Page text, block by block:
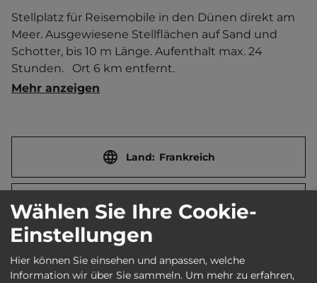
Stellplatz für Reisemobile in den Dünen direkt am
Meer. Ausgewiesene Stellflächen auf Sand und
Schotter, bis 10 m Länge. Aufenthalt max. 24
Stunden.   Ort 6 km entfernt.
Touristen-/Dauerstellplätze 12/0.
Mehr anzeigen
Land: Frankreich
Stadt: 56520 Guidel
Wählen Sie Ihre Cookie-
Einstellungen
Hier können Sie einsehen und anpassen, welche
Information wir über Sie sammeln. Um mehr zu erfahren,